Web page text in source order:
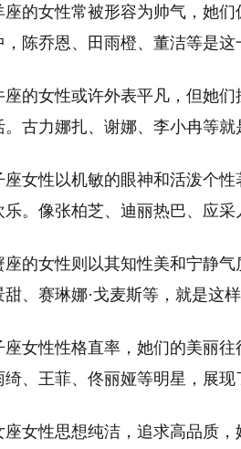
座的女性常被形容为帅气，她
陈乔恩、田雨橙、董洁等是这
座的女性或许外表平凡，但她
。古力娜扎、谢娜、李小冉等就
座女性以机敏的眼神和活泼个
。像张柏芝、迪丽热巴、应采
座的女性则以其知性美和宁静
、赛琳娜·戈麦斯等，就是这样
座女性性格直率，她们的美丽
绮、王菲、佟丽娅等明星，展现
座女性思想纯洁，追求高品质